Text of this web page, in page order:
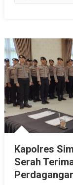
Kapolres
Serah